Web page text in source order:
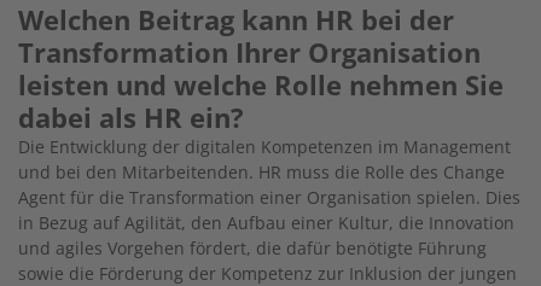
Welchen Beitrag kann HR bei der
Transformation Ihrer Organisation
leisten und welche Rolle nehmen Sie
dabei als HR ein?
Die Entwicklung der digitalen Kompetenzen im Management
und bei den Mitarbeitenden. HR muss die Rolle des Change
Agent für die Transformation einer Organisation spielen. Dies
in Bezug auf Agilität, den Aufbau einer Kultur, die Innovation
und agiles Vorgehen fördert, die dafür benötigte Führung
sowie die Förderung der Kompetenz zur Inklusion der jungen